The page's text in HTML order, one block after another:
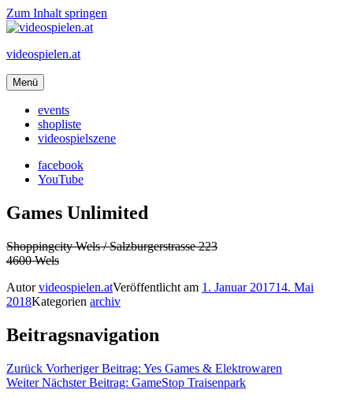
Zum Inhalt springen
videospielen.at
Menü
events
shopliste
videospielszene
facebook
YouTube
Games Unlimited
Shoppingcity Wels / Salzburgerstrasse 223
4600 Wels
Autorvideospielen.atVeröffentlicht am 1. Januar 201714. Mai
2018Kategorien archiv
Beitragsnavigation
Zurück Vorheriger Beitrag: Yes Games & Elektrowaren
Weiter Nächster Beitrag: GameStop Traisenpark